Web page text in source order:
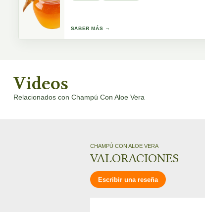
SABER MÁS
Videos
Relacionados con Champú Con Aloe Vera
CHAMPÚ CON ALOE VERA
VALORACIONES
Escribir una reseña